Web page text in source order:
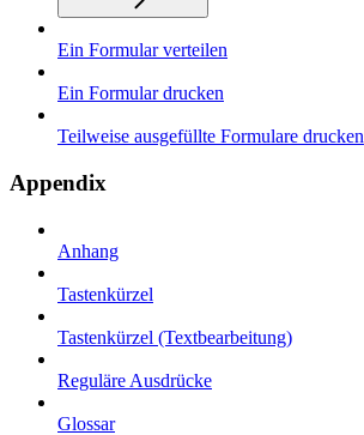
Ein Formular verteilen
Ein Formular drucken
Teilweise ausgefüllte Formulare drucken
Appendix
Anhang
Tastenkürzel
Tastenkürzel (Textbearbeitung)
Reguläre Ausdrücke
Glossar